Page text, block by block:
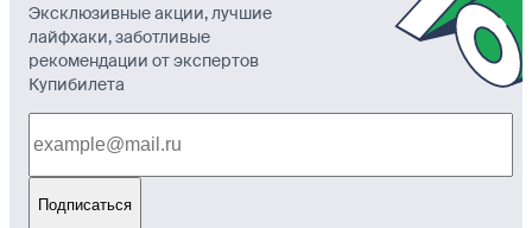
Эксклюзивные акции, лучшие
лайфхаки, заботливые
рекомендации от экспертов
Купибилета
Подписаться